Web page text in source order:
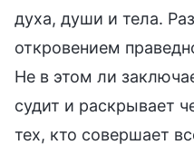
духа, души и тела.
откровением
Не в этом ли
судит и раскрывает
тех, кто совершает